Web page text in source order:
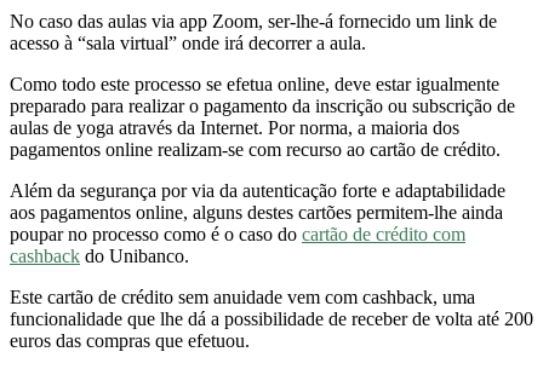
No caso das aulas via app Zoom, ser-lhe-á fornecido um link de
acesso à “sala virtual” onde irá decorrer a aula.
Como todo este processo se efetua online, deve estar igualmente
preparado para realizar o pagamento da inscrição ou subscrição de
aulas de yoga através da Internet. Por norma, a maioria dos
pagamentos online realizam-se com recurso ao cartão de crédito.
Além da segurança por via da autenticação forte e adaptabilidade
aos pagamentos online, alguns destes cartões permitem-lhe ainda
poupar no processo como é o caso do cartão de crédito com
cashback do Unibanco.
Este cartão de crédito sem anuidade vem com cashback, uma
funcionalidade que lhe dá a possibilidade de receber de volta até 200
euros das compras que efetuou.